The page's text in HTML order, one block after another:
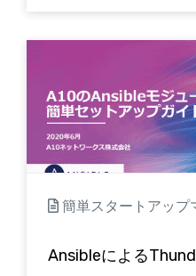
簡単スタートアップ
Ansibleによる